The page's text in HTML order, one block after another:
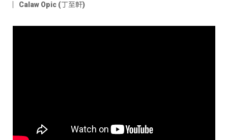
Calaw Opic (丁至軒)